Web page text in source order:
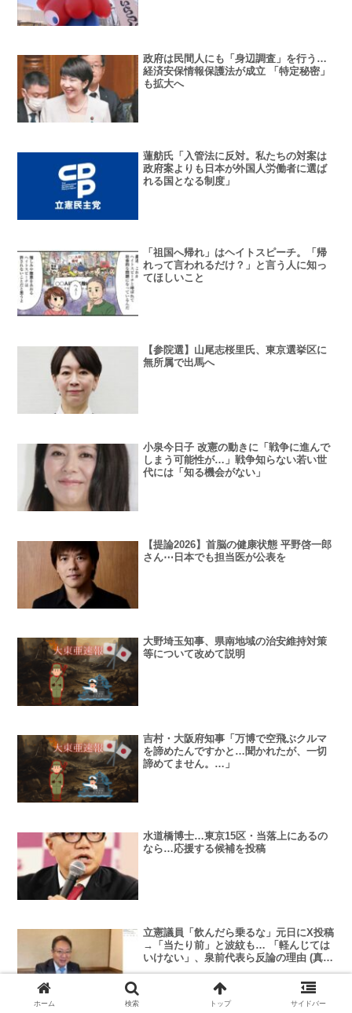
政府は民間人にも「身辺調査」を行う…
経済安保情報保護法が成立 「特定秘密」
も拡大へ
蓮舫氏「入管法に反対。私たちの対案は
政府案よりも日本が外国人労働者に選ば
れる国となる制度」
「祖国へ帰れ」はヘイトスピーチ。「帰
れって言われるだけ？」と言う人に知っ
てほしいこと
【参院選】山尾志桜里氏、東京選挙区に
無所属で出馬へ
小泉今日子 改憲の動きに「戦争に進んで
しまう可能性が…」戦争知らない若い世
代には「知る機会がない」
【提論2026】首脳の健康状態 平野啓一郎
さん⋯日本でも担当医が公表を
大野埼玉知事、県南地域の治安維持対策
等について改めて説明
吉村・大阪府知事「万博で空飛ぶクルマ
を諦めたんですかと…聞かれたが、一切
諦めてません。…」
水道橋博士…東京15区・当落上にあるの
なら…応援する候補を投稿
立憲議員「飲んだら乗るな」元日にX投稿
→「当たり前」と波紋も… 「軽んじては
いけない」、泉前代表ら反論の理由 (真野
哲衆院議員)
ホーム 検索 トップ サイドバー